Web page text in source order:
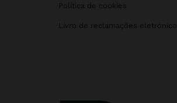
Política de cookies
Livro de reclamações eletrónico